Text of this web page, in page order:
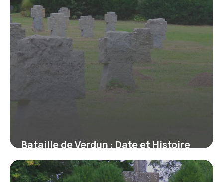
Bataille de Verdun : Date et Histoire
Complète
16 juin 2026